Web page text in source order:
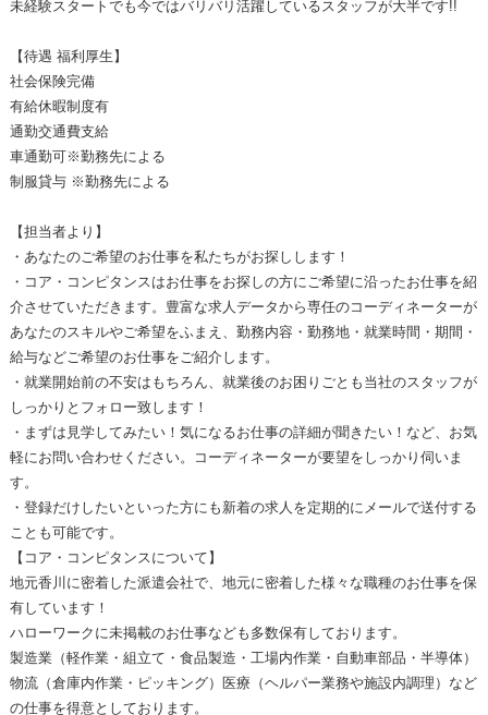
未経験スタートでも今ではバリバリ活躍しているスタッフが大半です!!
【待遇 福利厚生】
社会保険完備
有給休暇制度有
通勤交通費支給
車通勤可※勤務先による
制服貸与 ※勤務先による
【担当者より】
・あなたのご希望のお仕事を私たちがお探しします！
・コア・コンピタンスはお仕事をお探しの方にご希望に沿ったお仕事を紹
介させていただきます。豊富な求人データから専任のコーディネーターが
あなたのスキルやご希望をふまえ、勤務内容・勤務地・就業時間・期間・
給与などご希望のお仕事をご紹介します。
・就業開始前の不安はもちろん、就業後のお困りごとも当社のスタッフが
しっかりとフォロー致します！
・まずは見学してみたい！気になるお仕事の詳細が聞きたい！など、お気
軽にお問い合わせください。コーディネーターが要望をしっかり伺いま
す。
・登録だけしたいといった方にも新着の求人を定期的にメールで送付する
ことも可能です。
【コア・コンピタンスについて】
地元香川に密着した派遣会社で、地元に密着した様々な職種のお仕事を保
有しています！
ハローワークに未掲載のお仕事なども多数保有しております。
製造業（軽作業・組立て・食品製造・工場内作業・自動車部品・半導体）
物流（倉庫内作業・ピッキング）医療（ヘルパー業務や施設内調理）など
の仕事を得意としております。